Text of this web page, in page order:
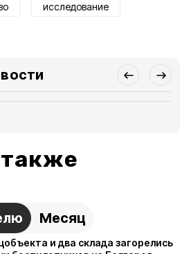
исследование
Месяц
и два склада загорелись